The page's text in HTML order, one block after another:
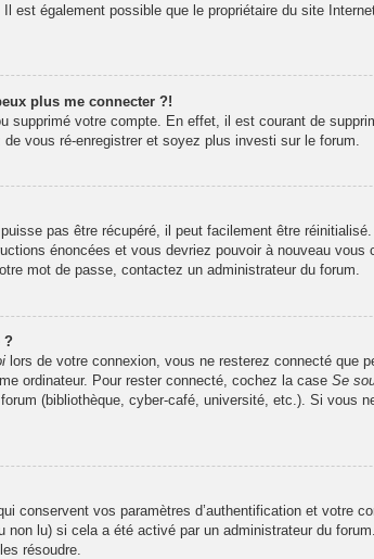
est également possible que le propriétaire du site
plus me connecter ?!
supprimé votre compte. En effet, il est courant de
vous ré-enregistrer et soyez plus investi sur le forum.
pas être récupéré, il peut facilement être
énoncées et vous devriez pouvoir à nouveau vous
mot de passe, contactez un administrateur du forum.
?
lors de votre connexion, vous ne resterez connecté que
ordinateur. Pour rester connecté, cochez la case Se
(bibliothèque, cyber-café, université, etc.). Si vous
conservent vos paramètres d’authentification et votre
lu) si cela a été activé par un administrateur du
résoudre.